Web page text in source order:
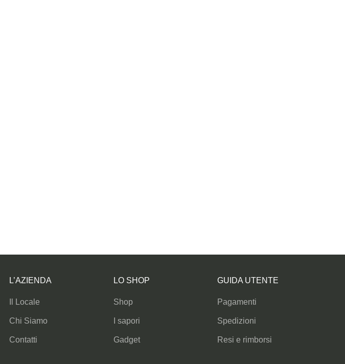
L’AZIENDA
Il Locale
Chi Siamo
Contatti
LO SHOP
Shop
I sapori
Gadget
GUIDA UTENTE
Pagamenti
Spedizioni
Resi e rimborsi